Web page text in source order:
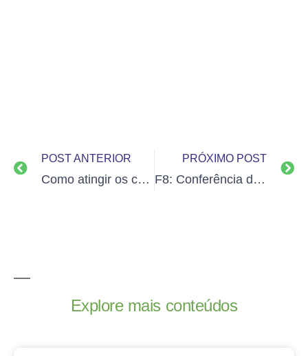
POST ANTERIOR
Como atingir os corações de seus clientes?
PRÓXIMO POST
F8: Conferência do Facebook anuncia novidades nas plataformas
Explore mais conteúdos